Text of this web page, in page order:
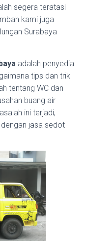
segera teratasi
kami juga
Surabaya
adalah penyedia
tips dan trik
tentang WC dan
buang air
ini terjadi,
jasa sedot